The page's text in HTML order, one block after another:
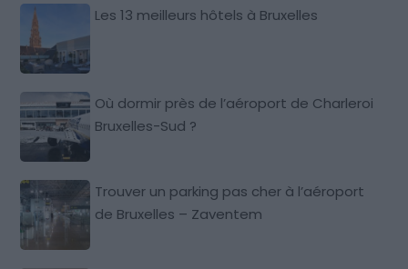
Les 13 meilleurs hôtels à Bruxelles
Où dormir près de l’aéroport de Charleroi
Bruxelles-Sud ?
Trouver un parking pas cher à l’aéroport
de Bruxelles – Zaventem